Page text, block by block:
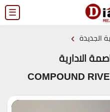
☰
الجديدة ›
الادارية